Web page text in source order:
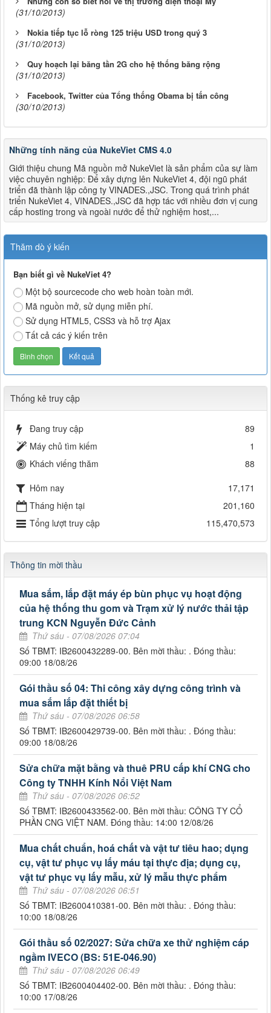
(31/10/2013)
Nokia tiếp tục lỗ ròng 125 triệu USD trong quý 3
(31/10/2013)
Quy hoạch lại băng tần 2G cho hệ thống băng rộng
(31/10/2013)
Facebook, Twitter của Tổng thống Obama bị tấn công
(30/10/2013)
Những tính năng của NukeViet CMS 4.0
Giới thiệu chung Mã nguồn mở NukeViet là sản phẩm của sự làm
việc chuyên nghiệp: Để xây dựng lên NukeViet 4, đội ngũ phát
triển đã thành lập công ty VINADES.,JSC. Trong quá trình phát
triển NukeViet 4, VINADES.,JSC đã hợp tác với nhiều đơn vị cung
cấp hosting trong và ngoài nước để thử nghiệm host,...
Thăm dò ý kiến
Bạn biết gì về NukeViet 4?
Một bộ sourcecode cho web hoàn toàn mới.
Mã nguồn mở, sử dụng miễn phí.
Sử dụng HTML5, CSS3 và hỗ trợ Ajax
Tất cả các ý kiến trên
Thống kê truy cập
Đang truy cập
89
Máy chủ tìm kiếm
1
Khách viếng thăm
88
Hôm nay
17,171
Tháng hiện tại
201,160
Tổng lượt truy cập
115,470,573
Thông tin mời thầu
Mua sắm, lắp đặt máy ép bùn phục vụ hoạt động
của hệ thống thu gom và Trạm xử lý nước thải tập
trung KCN Nguyễn Đức Cảnh
Thứ sáu - 07/08/2026 07:04
Số TBMT: IB2600432289-00. Bên mời thầu: . Đóng thầu:
09:00 18/08/26
Gói thầu số 04: Thi công xây dựng công trình và
mua sắm lắp đặt thiết bị
Thứ sáu - 07/08/2026 06:58
Số TBMT: IB2600429739-00. Bên mời thầu: . Đóng thầu:
09:00 18/08/26
Sửa chữa mặt bằng và thuê PRU cấp khí CNG cho
Công ty TNHH Kính Nổi Việt Nam
Thứ sáu - 07/08/2026 06:52
Số TBMT: IB2600433562-00. Bên mời thầu: CÔNG TY CỔ
PHẦN CNG VIỆT NAM. Đóng thầu: 14:00 12/08/26
Mua chất chuẩn, hoá chất và vật tư tiêu hao; dụng
cụ, vật tư phục vụ lấy máu tại thực địa; dụng cụ,
vật tư phục vụ lấy mẫu, xử lý mẫu thực phẩm
Thứ sáu - 07/08/2026 06:51
Số TBMT: IB2600410381-00. Bên mời thầu: . Đóng thầu:
10:00 18/08/26
Gói thầu số 02/2027: Sửa chữa xe thử nghiệm cáp
ngầm IVECO (BS: 51E-046.90)
Thứ sáu - 07/08/2026 06:49
Số TBMT: IB2600404402-00. Bên mời thầu: . Đóng thầu:
10:00 17/08/26